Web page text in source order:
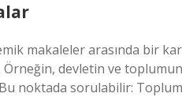
makaleler arasında bir
devletin ve
noktada sorulabilir: